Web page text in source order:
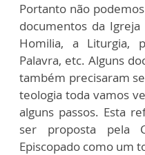
Portanto não
documentos da
Homilia, a Liturgia,
Palavra, etc. Alguns
também precisaram
teologia toda vamos
alguns passos. Esta
ser proposta pela
Episcopado como um